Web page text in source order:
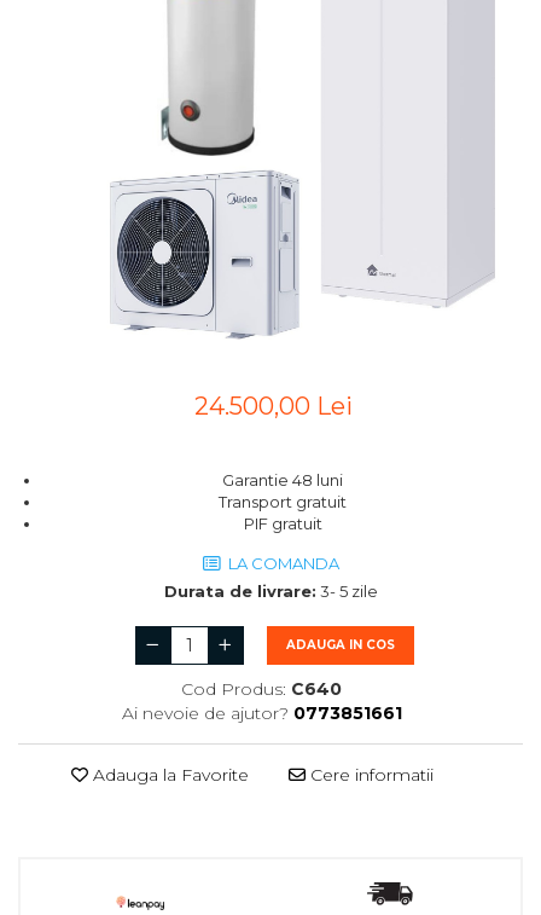
24.500,00 Lei
Garantie 48 luni
Transport gratuit
PIF gratuit
LA COMANDA
Durata de livrare: 3- 5 zile
ADAUGA IN COS
Cod Produs: C640
Ai nevoie de ajutor? 0773851661
Adauga la Favorite Cere informatii